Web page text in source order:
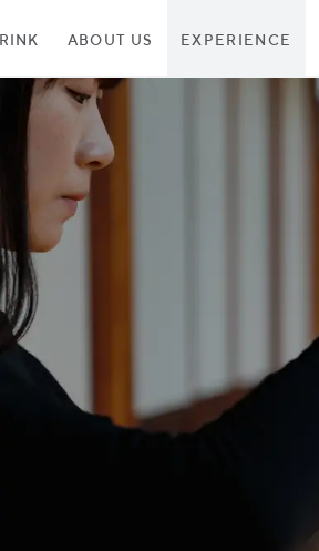
ABOUT US EXPERIENCE